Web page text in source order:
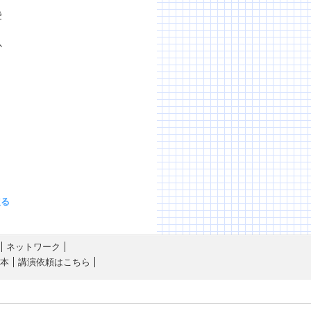
ネットワーク
講演依頼はこちら